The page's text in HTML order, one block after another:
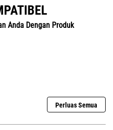
Anda Dengan Produk
Perluas Semua